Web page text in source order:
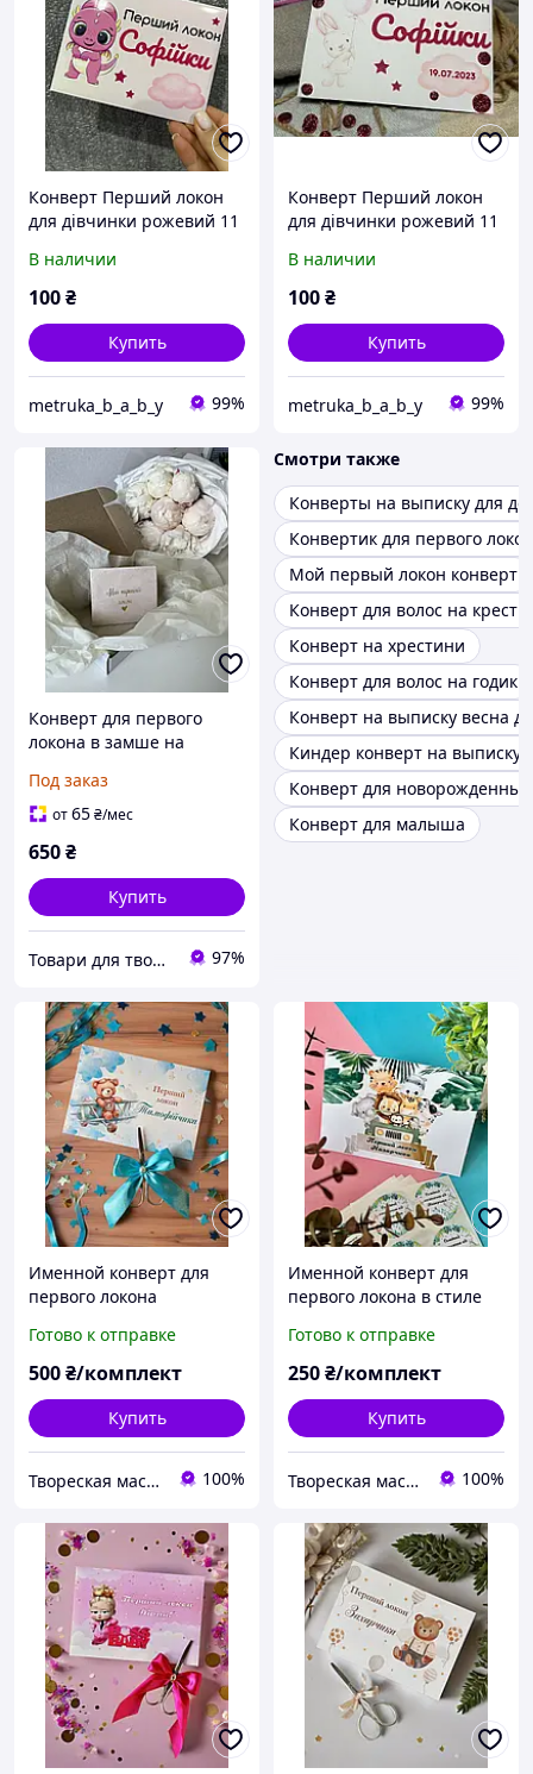
Конверт Перший локон
для дівчинки рожевий 11
В наличии
100₴
Купить
metruka_b_a_b_y 99%
Конверт Перший локон
для дівчинки рожевий 11
кулькою"
В наличии
100₴
Купить
metruka_b_a_b_y 99%
Конверт для первого
локона в замше на
Под заказ
от65₴/мес
650₴
Купить
Товари для творчості та скрапбукінгу "Shine art" 97%
Смотри также
Конверты на выписку для
Конвертик для первого
Мой первый локон конверт
Конверт для волос на
Конверт на хрестини
Конверт для волос на годик
Конверт на выписку весна
Киндер конверт на выписку
Конверт для
Конверт для малыша
Именной конверт для
первого локона
с ножницами
Готово к отправке
500₴/комплект
Купить
Твореская мастерская "JulArts" 100%
Именной конверт для
первого локона в стиле
Готово к отправке
250₴/комплект
Купить
Твореская мастерская "JulArts" 100%